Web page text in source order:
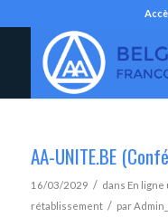
AA-UNITE.BE
16/03/2029 / dans En
rétablissement / par